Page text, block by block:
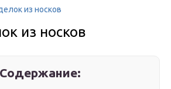
из носков
из носков
Содержание: